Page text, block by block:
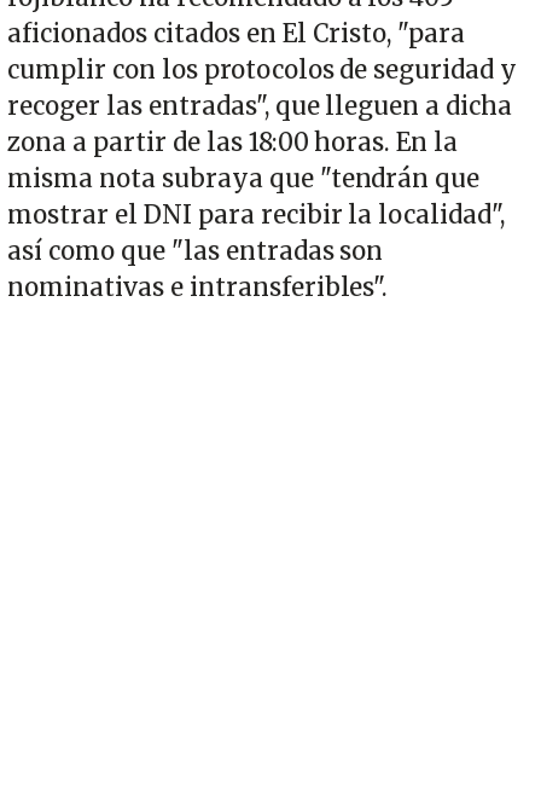
aficionados citados en El Cristo, "para
cumplir con los protocolos de seguridad y
recoger las entradas", que lleguen a dicha
zona a partir de las 18:00 horas. En la
misma nota subraya que "tendrán que
mostrar el DNI para recibir la localidad",
así como que "las entradas son
nominativas e intransferibles".